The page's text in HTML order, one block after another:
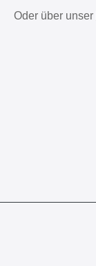
Oder über unser